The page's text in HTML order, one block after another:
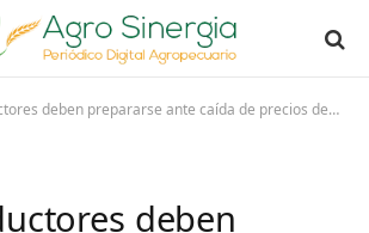
deben prepararse ante caída de precios de productos agropecuarios
deben